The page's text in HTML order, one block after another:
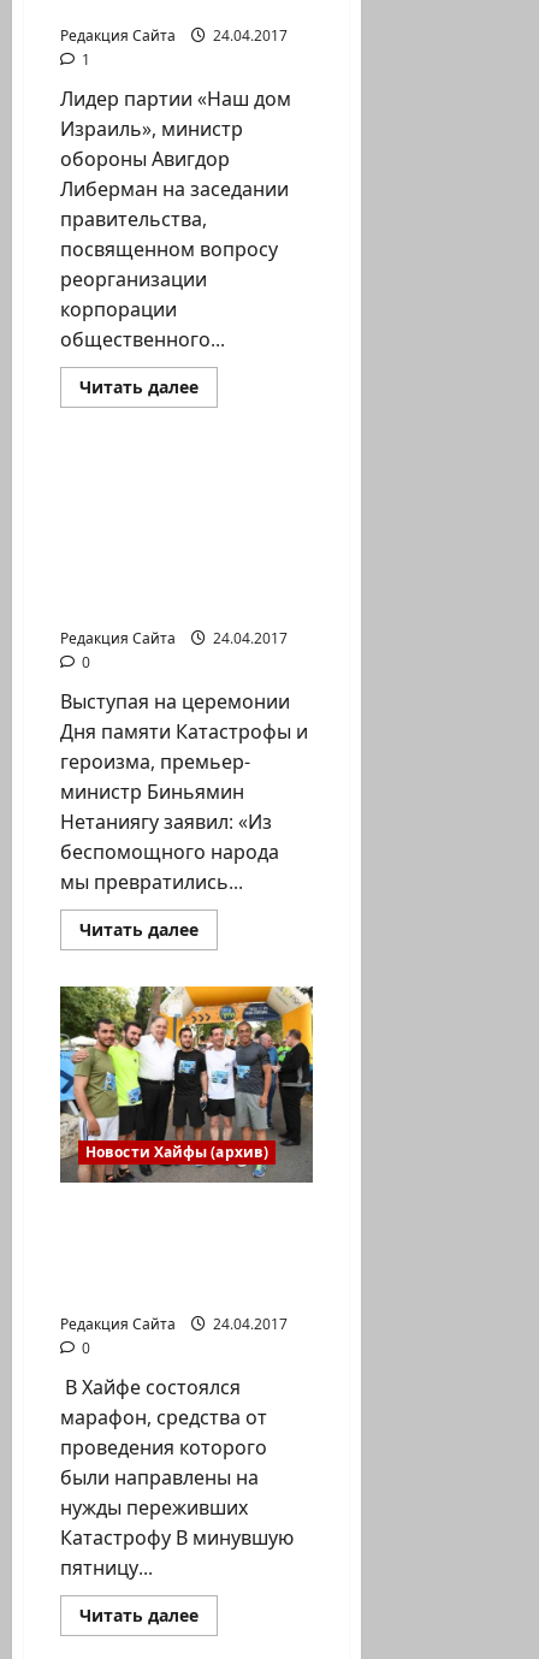
Редакция Сайта
24.04.2017
1
Лидер партии «Наш дом
Израиль», министр
обороны Авигдор
Либерман на заседании
правительства,
посвященном вопросу
реорганизации
корпорации
общественного...
Читать далееПрочитать
больше
Новости на сайте (архив)
Редакция Сайта
24.04.2017
0
Выступая на церемонии
Дня памяти Катастрофы и
героизма, премьер-
министр Биньямин
Нетаниягу заявил: «Из
беспомощного народа
мы превратились...
Читать далееПрочитать
больше
выступления
премьер-
министра
Биньямина
Нетаниягу
на
церемонии
Дня
памяти
Катастрофы
и
героизма
Новости Хайфы (архив)
Редакция Сайта
24.04.2017
0
В Хайфе состоялся
марафон, средства от
проведения которого
были направлены на
нужды переживших
Катастрофу В минувшую
пятницу...
Читать далееПрочитать
больше
Полемика на сайте